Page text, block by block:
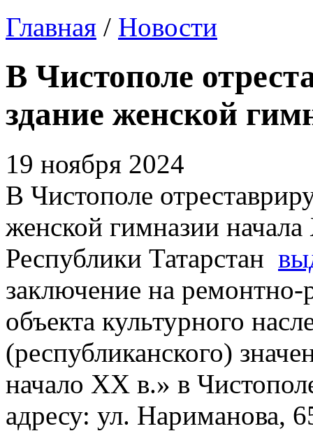
Главная / Новости
В Чистополе
здание женской
19 ноября 2024
В Чистополе
женской гимназии начала
Республики Татарстан
заключение на
объекта культурного
(республиканского)
начало XX в.» в
адресу: ул. Нариманова,